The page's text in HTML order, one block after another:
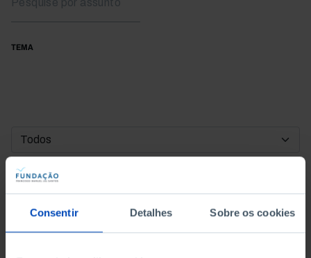
Consentir Detalhes Sobre os cookies
TEMA
DATA DE INÍCIO
DATA DE FIM